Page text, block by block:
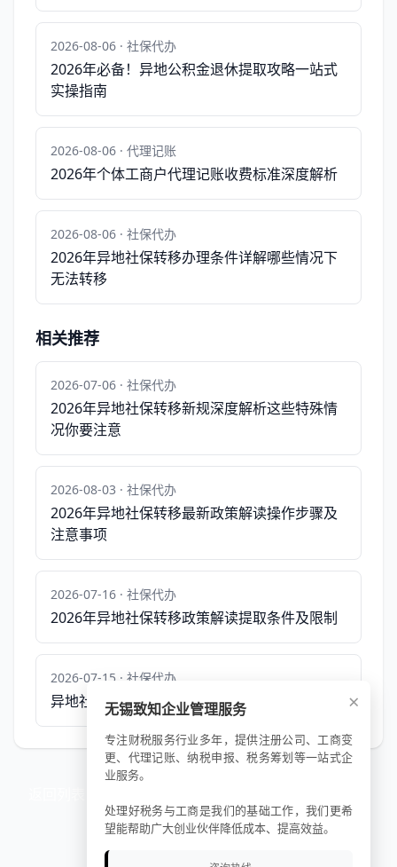
2026-08-06 · 社保代办
2026年必备！异地公积金退休提取攻略一站式
实操指南
2026-08-06 · 代理记账
2026年个体工商户代理记账收费标准深度解析
2026-08-06 · 社保代办
2026年异地社保转移办理条件详解哪些情况下
无法转移
相关推荐
2026-07-06 · 社保代办
2026年异地社保转移新规深度解析这些特殊情
况你要注意
2026-08-03 · 社保代办
2026年异地社保转移最新政策解读操作步骤及
注意事项
2026-07-16 · 社保代办
2026年异地社保转移政策解读提取条件及限制
2026-07-15 · 社保代办
异地社保转移政策解读2026年最新动态 ×
无锡致知企业管理服务
专注财税服务行业多年，提供注册公司、工商变
更、代理记账、纳税申报、税务筹划等一站式企
业服务。
处理好税务与工商是我们的基础工作，我们更希
望能帮助广大创业伙伴降低成本、提高效益。